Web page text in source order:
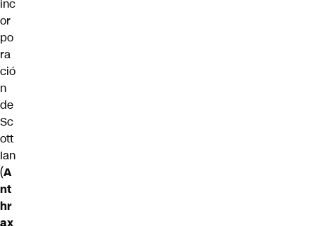
inc
or
po
ra
ció
n
de
Sc
ott
Ian
(A
nt
hr
ax